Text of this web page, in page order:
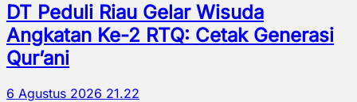
DT Peduli Riau Gelar Wisuda
Angkatan Ke-2 RTQ: Cetak Generasi
Qur’ani
6 Agustus 2026 21.22